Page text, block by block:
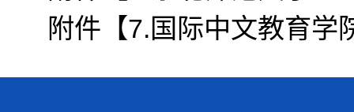
附件【7.国际中文教育学